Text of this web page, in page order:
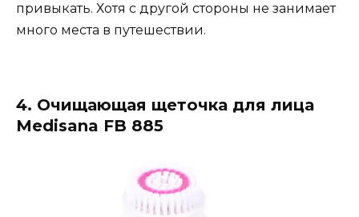
привыкать. Хотя с другой стороны не занимает
много места в путешествии.
4. Очищающая щеточка для лица
Medisana FB 885